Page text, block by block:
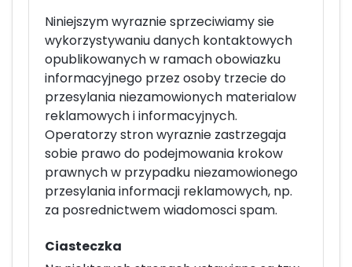
Niniejszym wyraznie sprzeciwiamy sie
wykorzystywaniu danych kontaktowych
opublikowanych w ramach obowiazku
informacyjnego przez osoby trzecie do
przesylania niezamowionych materialow
reklamowych i informacyjnych.
Operatorzy stron wyraznie zastrzegaja
sobie prawo do podejmowania krokow
prawnych w przypadku niezamowionego
przesylania informacji reklamowych, np.
za posrednictwem wiadomosci spam.
Ciasteczka